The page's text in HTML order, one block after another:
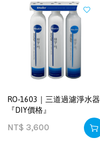
RO-1603｜三道過濾淨水器
『DIY價格』
NT$ 3,600